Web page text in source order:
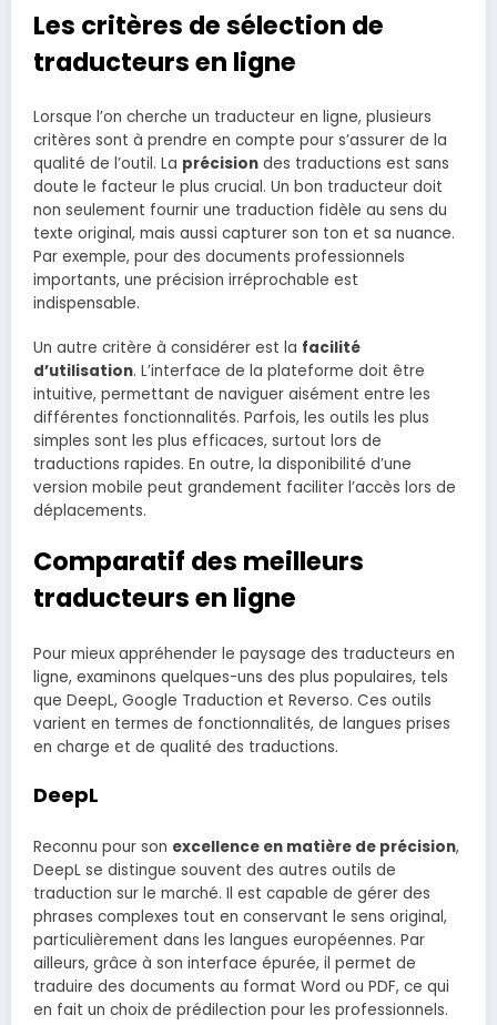
Les critères de sélection de
traducteurs en ligne
Lorsque l’on cherche un traducteur en ligne, plusieurs
critères sont à prendre en compte pour s’assurer de la
qualité de l’outil. La précision des traductions est sans
doute le facteur le plus crucial. Un bon traducteur doit
non seulement fournir une traduction fidèle au sens du
texte original, mais aussi capturer son ton et sa nuance.
Par exemple, pour des documents professionnels
importants, une précision irréprochable est
indispensable.
Un autre critère à considérer est la facilité
d’utilisation. L’interface de la plateforme doit être
intuitive, permettant de naviguer aisément entre les
différentes fonctionnalités. Parfois, les outils les plus
simples sont les plus efficaces, surtout lors de
traductions rapides. En outre, la disponibilité d’une
version mobile peut grandement faciliter l’accès lors de
déplacements.
Comparatif des meilleurs
traducteurs en ligne
Pour mieux appréhender le paysage des traducteurs en
ligne, examinons quelques-uns des plus populaires, tels
que DeepL, Google Traduction et Reverso. Ces outils
varient en termes de fonctionnalités, de langues prises
en charge et de qualité des traductions.
DeepL
Reconnu pour son excellence en matière de précision,
DeepL se distingue souvent des autres outils de
traduction sur le marché. Il est capable de gérer des
phrases complexes tout en conservant le sens original,
particulièrement dans les langues européennes. Par
ailleurs, grâce à son interface épurée, il permet de
traduire des documents au format Word ou PDF, ce qui
en fait un choix de prédilection pour les professionnels.